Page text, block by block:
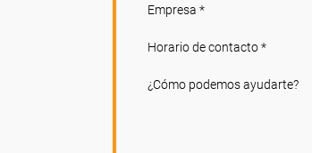
Empresa *
Horario de contacto *
¿Cómo podemos ayudarte?